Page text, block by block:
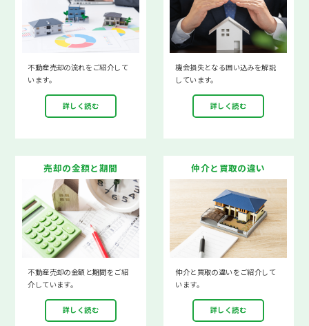
不動産売却の流れをご紹介して
います。
詳しく読む
機会損失となる囲い込みを解説
しています。
詳しく読む
売却の金額と期間
不動産売却の金額と期間をご紹
介しています。
詳しく読む
仲介と買取の違い
仲介と買取の違いをご紹介して
います。
詳しく読む